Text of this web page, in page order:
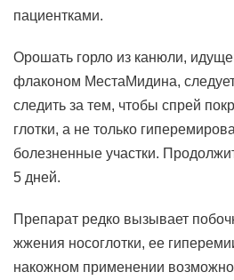
пациентками.
Орошать горло из канюли,
флаконом МестаМидина,
следить за тем, чтобы спрей
глотки, а не только
болезненные участки.
5 дней.
Препарат редко вызывает
жжения носоглотки, ее
накожном применении возможно